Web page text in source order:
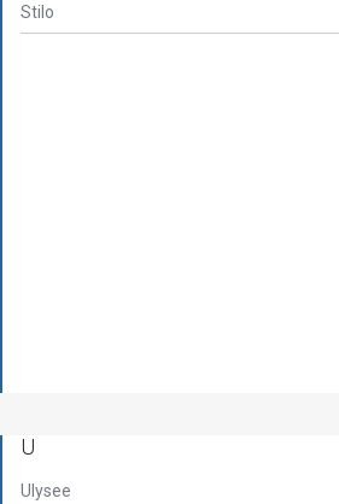
Stilo
U
Ulysee